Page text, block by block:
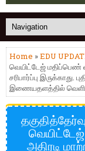
Home »EDU
வெயிட்டேஜ் மதிப்பெண்
சரிபார்ப்பு இருக்காது.
இணையதளத்தில்
அதிரடி